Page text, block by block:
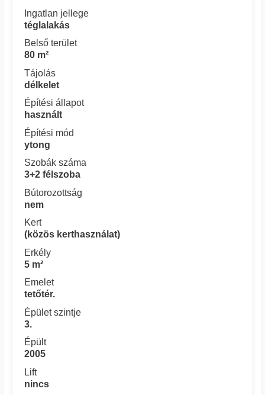
Ingatlan jellege
téglalakás
Belső terület
80 m²
Tájolás
délkelet
Építési állapot
használt
Építési mód
ytong
Szobák száma
3+2 félszoba
Bútorozottság
nem
Kert
(közös kerthasználat)
Erkély
5 m²
Emelet
tetőtér.
Épület szintje
3.
Épült
2005
Lift
nincs